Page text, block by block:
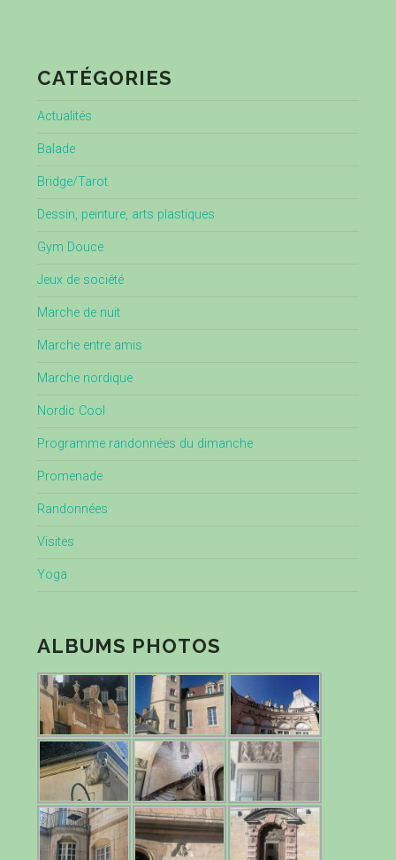
CATÉGORIES
Actualités
Balade
Bridge/Tarot
Dessin, peinture, arts plastiques
Gym Douce
Jeux de société
Marche de nuit
Marche entre amis
Marche nordique
Nordic Cool
Programme randonnées du dimanche
Promenade
Randonnées
Visites
Yoga
ALBUMS PHOTOS